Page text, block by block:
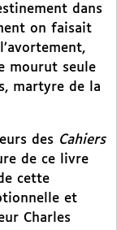
dans
on faisait
mourut seule
martyre de la
des Cahiers
de ce livre
cette
et
Charles